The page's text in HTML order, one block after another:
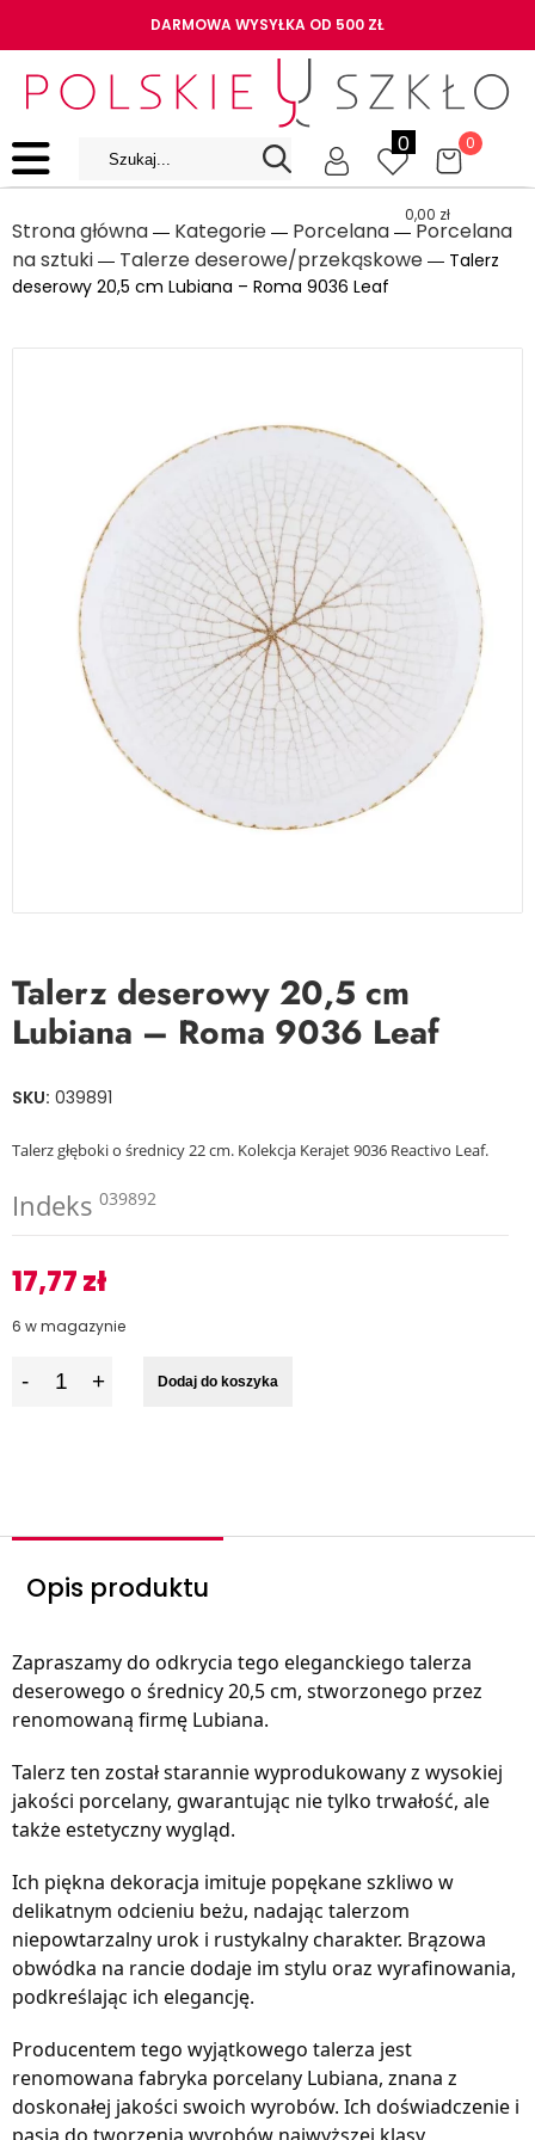
DARMOWA WYSYŁKA OD 500 ZŁ
0 0
0,00 zł
Strona główna ― Kategorie ― Porcelana ― Porcelana
na sztuki ― Talerze deserowe/przekąskowe ― Talerz
deserowy 20,5 cm Lubiana – Roma 9036 Leaf
Talerz deserowy 20,5 cm
Lubiana – Roma 9036 Leaf
SKU: 039891
Talerz głęboki o średnicy 22 cm. Kolekcja Kerajet 9036 Reactivo Leaf.
Indeks 039892
17,77zł
6 w magazynie
Dodaj do koszyka
Opis produktu
Zapraszamy do odkrycia tego eleganckiego talerza
deserowego o średnicy 20,5 cm, stworzonego przez
renomowaną firmę Lubiana.
Talerz ten został starannie wyprodukowany z wysokiej
jakości porcelany, gwarantując nie tylko trwałość, ale
także estetyczny wygląd.
Ich piękna dekoracja imituje popękane szkliwo w
delikatnym odcieniu beżu, nadając talerzom
niepowtarzalny urok i rustykalny charakter. Brązowa
obwódka na rancie dodaje im stylu oraz wyrafinowania,
podkreślając ich elegancję.
Producentem tego wyjątkowego talerza jest
renomowana fabryka porcelany Lubiana, znana z
doskonałej jakości swoich wyrobów. Ich doświadczenie i